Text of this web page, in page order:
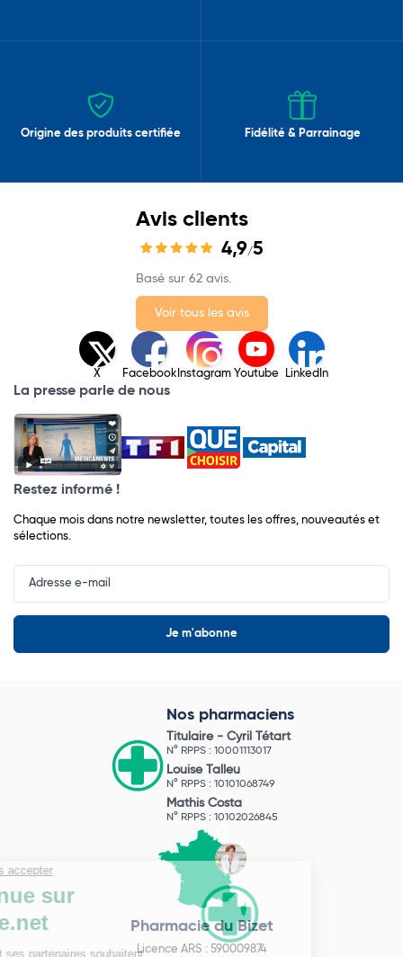
Origine des produits certifiée Fidélité & Parrainage
Avis clients
4,9/5
Basé sur 62 avis.
Voir tous les avis
X Facebook Instagram Youtube LinkedIn
La presse parle de nous
Restez informé !
Chaque mois dans notre newsletter, toutes les offres, nouveautés et
sélections.
Input
Newsletter
Nos pharmaciens
Titulaire - Cyril Tétart
N° RPPS : 10001113017
Louise Talleu
N° RPPS : 10101068749
Mathis Costa
N° RPPS : 10102026845
Pharmacie du Bizet
Licence ARS : 590009874